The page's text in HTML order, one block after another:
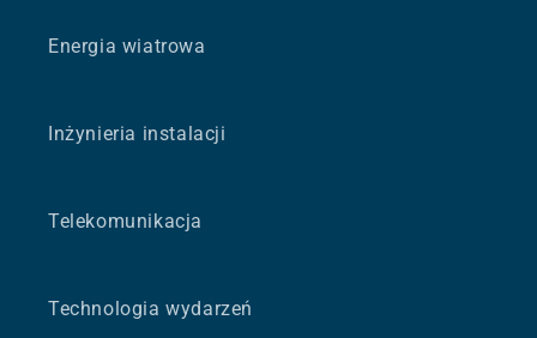
Energia wiatrowa
Inżynieria instalacji
Telekomunikacja
Technologia wydarzeń